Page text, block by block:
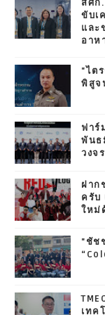
สศก
ขับเ
และ
อาห
"ไต
พิสูจ
ฟาร์
พันธ
วงจ
ฝาก
ครับ
ใหม่
"ชัช
เทค